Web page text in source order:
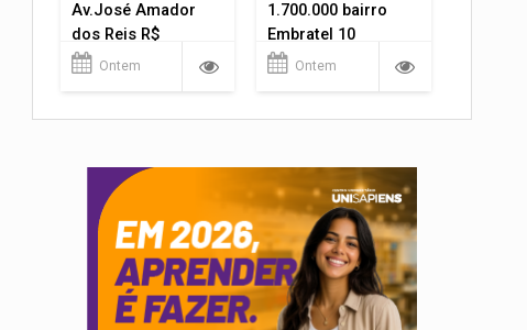
Av.José Amador
dos Reis R$
1.400.000
Ontem
1.700.000 bairro
Embratel 10
apartamentos!
Ontem